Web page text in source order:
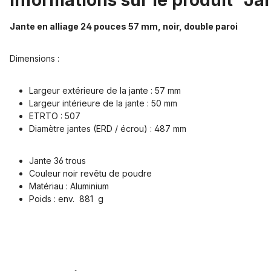
Jante en alliage 24 pouces 57 mm, noir, double paroi
Dimensions :
Largeur extérieure de la jante : 57 mm
Largeur intérieure de la jante : 50 mm
ETRTO : 507
Diamètre jantes (ERD / écrou) : 487 mm
Jante 36 trous
Couleur noir revêtu de poudre
Matériau : Aluminium
Poids : env. 881 g